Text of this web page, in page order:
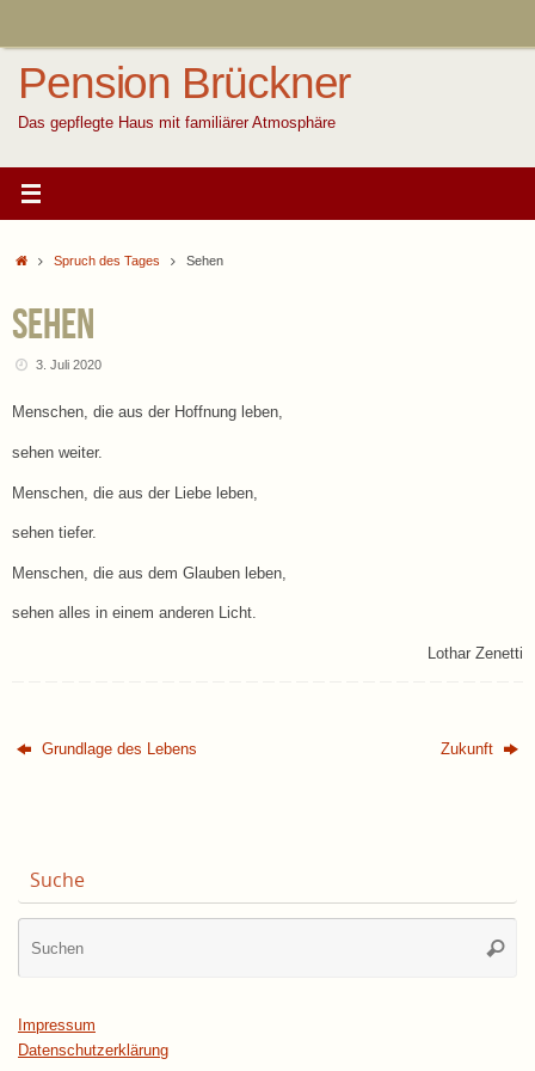
Pension Brückner
Das gepflegte Haus mit familiärer Atmosphäre
StartSpruch des Tages Sehen
Sehen
3. Juli 2020
Menschen, die aus der Hoffnung leben,
sehen weiter.
Menschen, die aus der Liebe leben,
sehen tiefer.
Menschen, die aus dem Glauben leben,
sehen alles in einem anderen Licht.
Lothar Zenetti
Grundlage des Lebens Zukunft
Suche
Impressum
Datenschutzerklärung